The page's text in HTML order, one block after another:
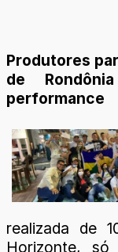
Produtores
de
performance
realizada de
Horizonte, só